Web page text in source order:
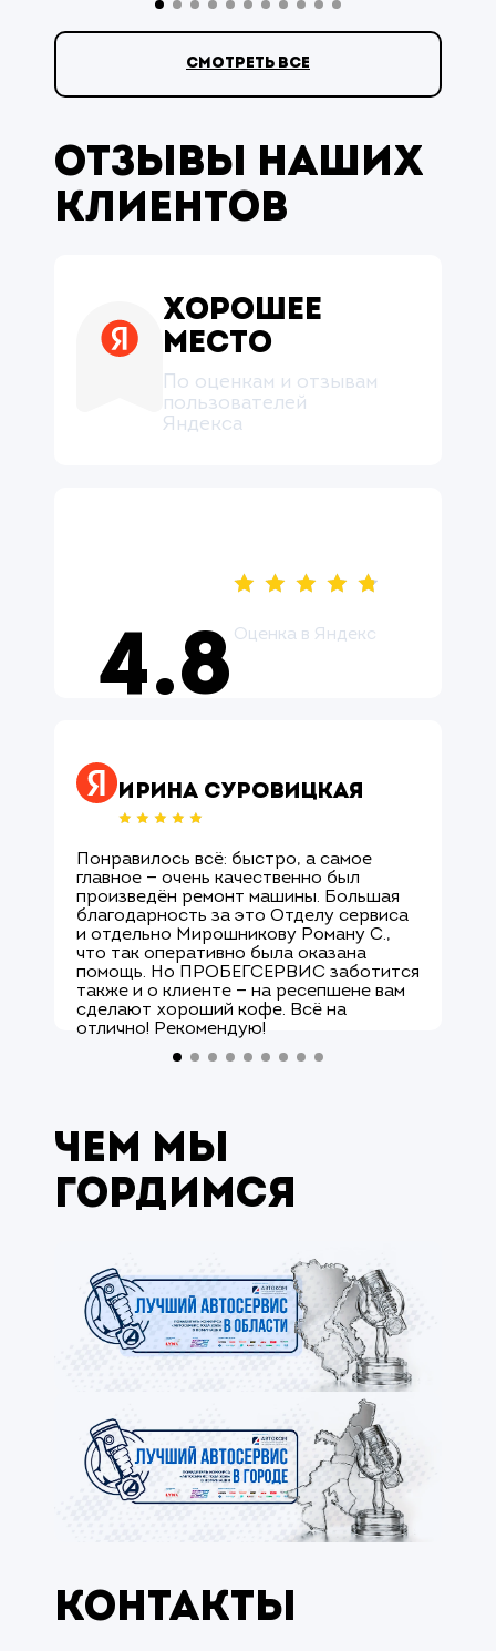
смотреть все
Отзывы наших
клиентов
Хорошее
место
По оценкам и отзывам
пользователей
Яндекса
4.8 Оценка в Яндекс
Ирина Суровицкая
Понравилось всё: быстро, а самое
главное — очень качественно был
произведён ремонт машины. Большая
благодарность за это Отделу сервиса
и отдельно Мирошникову Роману С.,
что так оперативно была оказана
помощь. Но ПРОБЕГСЕРВИС заботится
также и о клиенте — на ресепшене вам
сделают хороший кофе. Всё на
отлично! Рекомендую!
Чем мы
гордимся
Контакты